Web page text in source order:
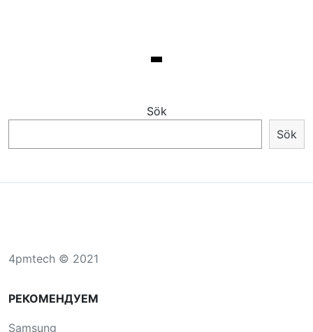
Sök
Sök
4pmtech © 2021
РЕКОМЕНДУЕМ
Samsung